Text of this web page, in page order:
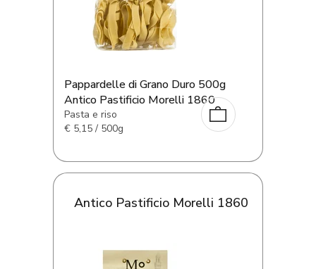
Pappardelle di Grano Duro 500g
Antico Pastificio Morelli 1860
Pasta e riso
€ 5,15 / 500g
Antico Pastificio Morelli 1860